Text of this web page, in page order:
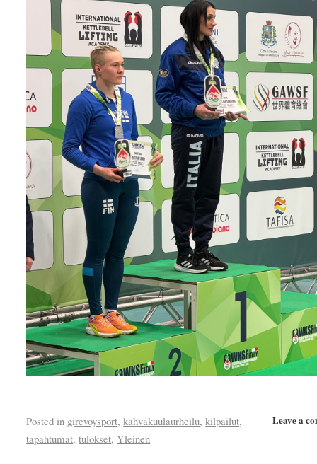
Leave a
Posted in girevoysport,kahvakuulaurheilu,kilpailut,
tapahtumat,tulokset,Yleinen